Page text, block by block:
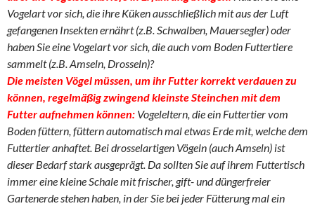
Vogelart vor sich, die ihre Küken ausschließlich mit aus der Luft
gefangenen Insekten ernährt (z.B. Schwalben, Mauersegler) oder
haben Sie eine Vogelart vor sich, die auch vom Boden Futtertiere
sammelt (z.B. Amseln, Drosseln)?
Die meisten Vögel müssen, um ihr Futter korrekt verdauen zu
können, regelmäßig zwingend kleinste Steinchen mit dem
Futter aufnehmen können: Vogeleltern, die ein Futtertier vom
Boden füttern, füttern automatisch mal etwas Erde mit, welche dem
Futtertier anhaftet. Bei drosselartigen Vögeln (auch Amseln) ist
dieser Bedarf stark ausgeprägt. Da sollten Sie auf ihrem Futtertisch
immer eine kleine Schale mit frischer, gift- und düngerfreier
Gartenerde stehen haben, in der Sie bei jeder Fütterung mal ein